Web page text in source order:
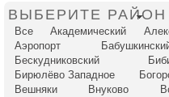
ВЫБЕРИТЕ РАЙОН
Все Академический
Аэропорт
Бескудниковский
Бирюлёво Западное
Вешняки
Внуково